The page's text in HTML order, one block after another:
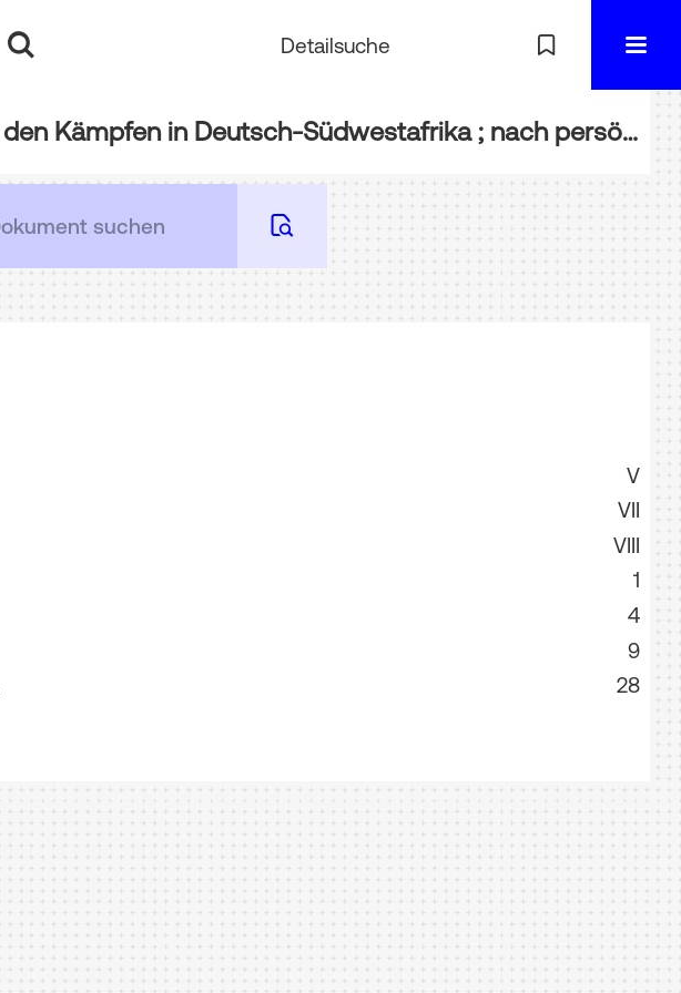
Detailsuche
BIBL-B42214: Deutsche Reiter in Südwest : Selbsterlebnisse aus den Kämpfen in Deutsch-Südwestafrika ; nach persönlichen Berichten
V
VII
VIII
1
4
9
28